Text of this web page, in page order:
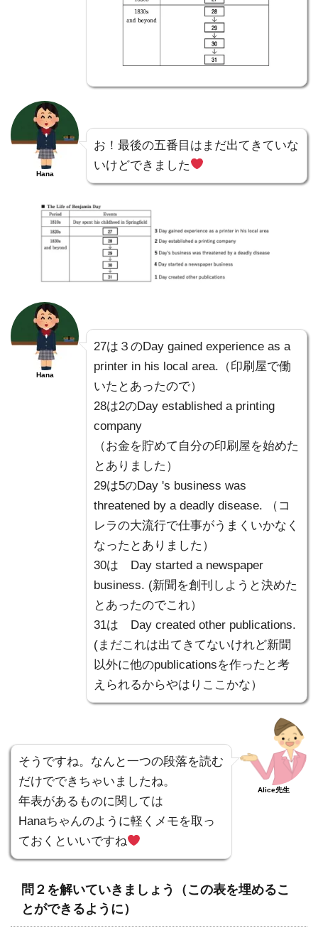
Hana
お！最後の五番目はまだ出てきていな
いけどできました
Hana
27は３のDay gained experience as a
printer in his local area.（印刷屋で働
いたとあったので）
28は2のDay established a printing
company
（お金を貯めて自分の印刷屋を始めた
とありました）
29は5のDay 's business was
threatened by a deadly disease. （コ
レラの大流行で仕事がうまくいかなく
なったとありました）
30は Day started a newspaper
business. (新聞を創刊しようと決めた
とあったのでこれ）
31は Day created other publications.
(まだこれは出てきてないけれど新聞
以外に他のpublicationsを作ったと考
えられるからやはりここかな）
そうですね。なんと一つの段落を読む
だけでできちゃいましたね。
年表があるものに関しては
Hanaちゃんのように軽くメモを取っ
ておくといいですね
Alice先生
問２を解いていきましょう（この表を埋めるこ
とができるように）